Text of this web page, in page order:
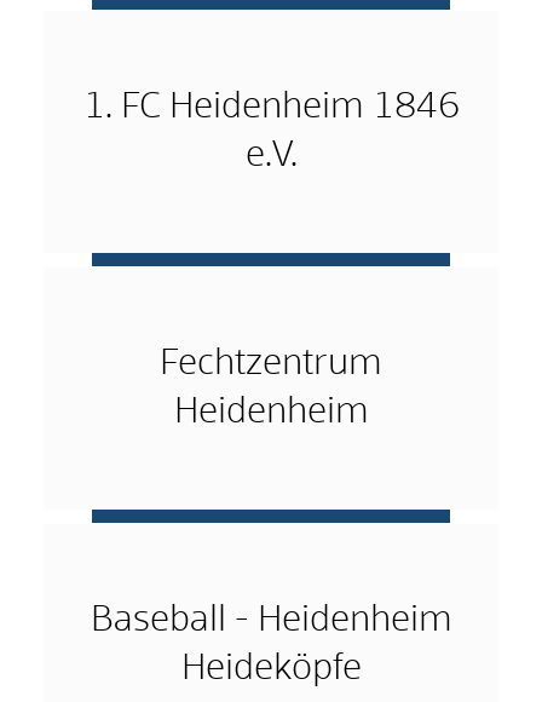
1. FC Heidenheim 1846
e.V.
Fechtzentrum
Heidenheim
Baseball - Heidenheim
Heideköpfe